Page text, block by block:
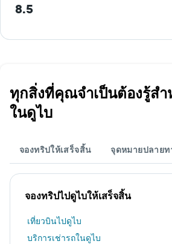
8.5
ทุกสิ่งที่คุณจำเป็นต้องรู้สำ
ในดูไบ
จองทริปให้เสร็จสิ้น จุดหมายปลายท
จองทริปไปดูไบให้เสร็จสิ้น
เที่ยวบินไปดูไบ
บริการเช่ารถในดูไบ